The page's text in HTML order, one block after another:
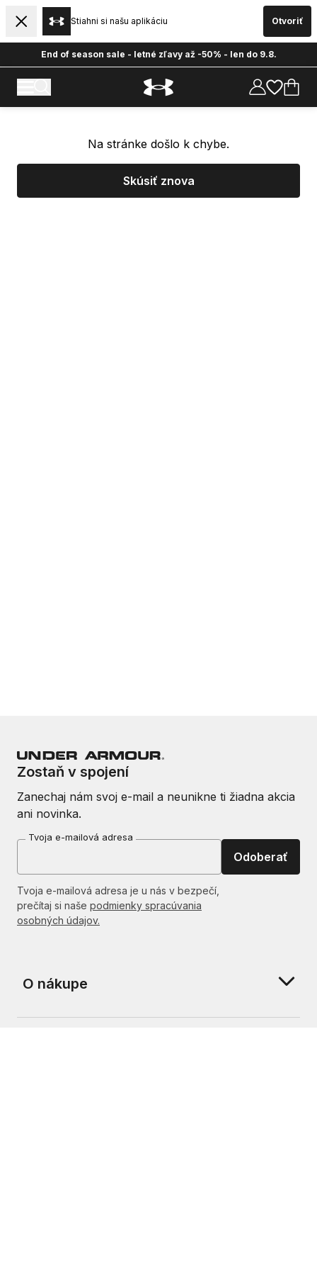
Stiahni si našu aplikáciu Otvoriť
End of season sale - letné zľavy až -50% - len do 9.8.
Na stránke došlo k chybe.
Skúsiť znova
Zostaň v spojení
Zanechaj nám svoj e-mail a neunikne ti žiadna akcia
ani novinka.
Tvoja e-mailová adresa
Odoberať
Tvoja e-mailová adresa je u nás v bezpečí,
prečítaj si naše podmienky spracúvania
osobných údajov.
O nákupe